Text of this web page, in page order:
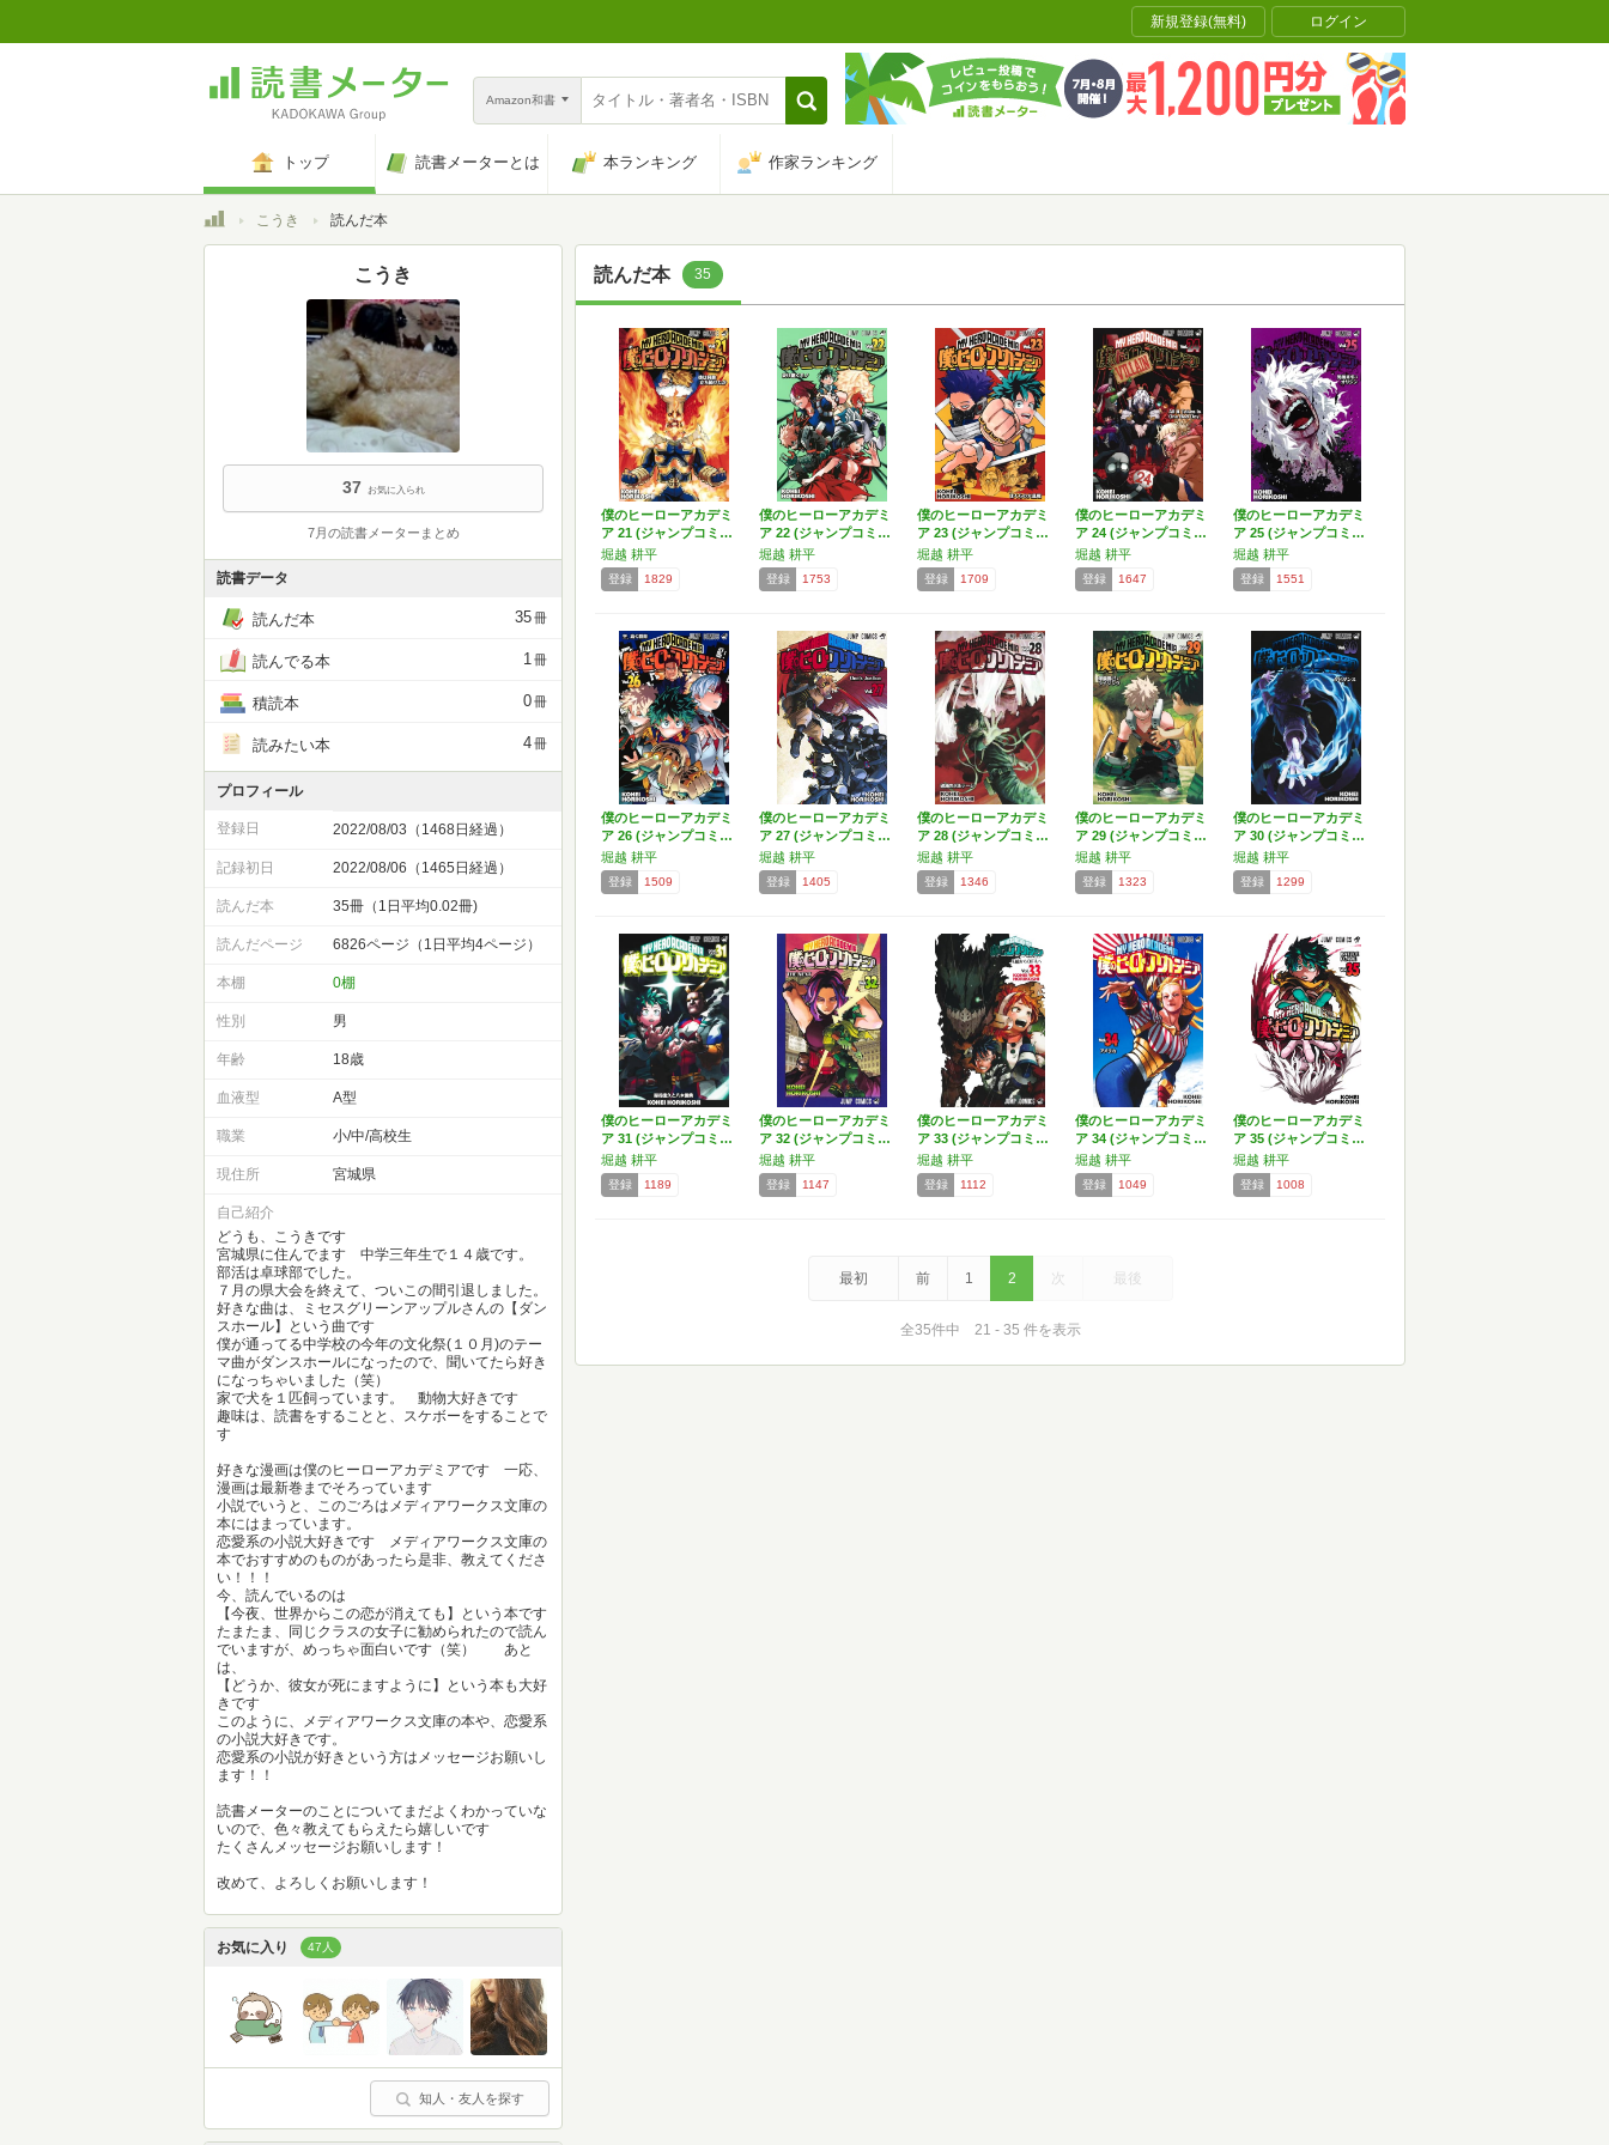
新規登録(無料) ログイン
Amazon和書
トップ 読書メーターとは 本ランキング 作家ランキング
トップこうき 読んだ本
読んだ本 35
僕のヒーローアカデミ
ア 21 (ジャンプコミ…
堀越 耕平
登録 1829
僕のヒーローアカデミ
ア 22 (ジャンプコミ…
堀越 耕平
登録 1753
僕のヒーローアカデミ
ア 23 (ジャンプコミ…
堀越 耕平
登録 1709
僕のヒーローアカデミ
ア 24 (ジャンプコミ…
堀越 耕平
登録 1647
僕のヒーローアカデミ
ア 25 (ジャンプコミ…
堀越 耕平
登録 1551
僕のヒーローアカデミ
ア 26 (ジャンプコミ…
堀越 耕平
登録 1509
僕のヒーローアカデミ
ア 27 (ジャンプコミ…
堀越 耕平
登録 1405
僕のヒーローアカデミ
ア 28 (ジャンプコミ…
堀越 耕平
登録 1346
僕のヒーローアカデミ
ア 29 (ジャンプコミ…
堀越 耕平
登録 1323
僕のヒーローアカデミ
ア 30 (ジャンプコミ…
堀越 耕平
登録 1299
僕のヒーローアカデミ
ア 31 (ジャンプコミ…
堀越 耕平
登録 1189
僕のヒーローアカデミ
ア 32 (ジャンプコミ…
堀越 耕平
登録 1147
僕のヒーローアカデミ
ア 33 (ジャンプコミ…
堀越 耕平
登録 1112
僕のヒーローアカデミ
ア 34 (ジャンプコミ…
堀越 耕平
登録 1049
僕のヒーローアカデミ
ア 35 (ジャンプコミ…
堀越 耕平
登録 1008
最初 前 1 2 次 最後
全35件中 21 - 35 件を表示
こうき
37 お気に入られ
7月の読書メーターまとめ
読書データ
読んだ本 35冊
読んでる本 1冊
積読本 0冊
読みたい本 4冊
プロフィール
登録日 2022/08/03（1468日経過）
記録初日 2022/08/06（1465日経過）
読んだ本 35冊（1日平均0.02冊)
読んだページ 6826ページ（1日平均4ページ）
本棚 0棚
性別 男
年齢 18歳
血液型 A型
職業 小/中/高校生
現住所 宮城県
自己紹介
どうも、こうきです
宮城県に住んでます 中学三年生で１４歳です。
部活は卓球部でした。
７月の県大会を終えて、ついこの間引退しました。
好きな曲は、ミセスグリーンアップルさんの【ダン
スホール】という曲です
僕が通ってる中学校の今年の文化祭(１０月)のテー
マ曲がダンスホールになったので、聞いてたら好き
になっちゃいました（笑）
家で犬を１匹飼っています。 動物大好きです
趣味は、読書をすることと、スケボーをすることで
す
好きな漫画は僕のヒーローアカデミアです 一応、
漫画は最新巻までそろっています
小説でいうと、このごろはメディアワークス文庫の
本にはまっています。
恋愛系の小説大好きです メディアワークス文庫の
本でおすすめのものがあったら是非、教えてくださ
い！！！
今、読んでいるのは
【今夜、世界からこの恋が消えても】という本です
たまたま、同じクラスの女子に勧められたので読ん
でいますが、めっちゃ面白いです（笑） あと
は、
【どうか、彼女が死にますように】という本も大好
きです
このように、メディアワークス文庫の本や、恋愛系
の小説大好きです。
恋愛系の小説が好きという方はメッセージお願いし
ます！！
読書メーターのことについてまだよくわかっていな
いので、色々教えてもらえたら嬉しいです
たくさんメッセージお願いします！
改めて、よろしくお願いします！
お気に入り 47人
知人・友人を探す